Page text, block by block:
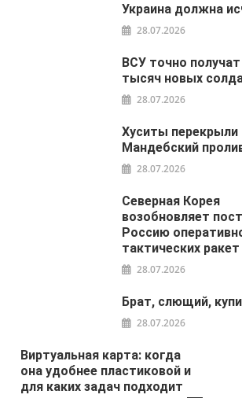
Украина должна
28.07.2026
ВСУ точно
тысяч новых
28.07.2026
Хуситы перекрыли
Мандебский
28.07.2026
Северная Корея
возобновляет
Россию
тактических ракет
28.07.2026
Брат, слющий,
28.07.2026
Виртуальная карта: когда
она удобнее пластиковой и
для каких задач подходит